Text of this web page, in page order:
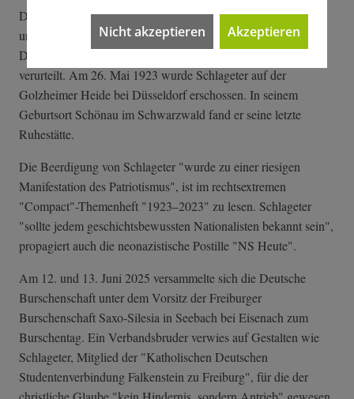
Der Rechtsterrorist wurde am 7. April 1923 in Essen verhaftet
und am 9. Mai von einem französischen Militärgericht in
Düsseldorf "wegen Spionage und Sabotage" zum Tod
verurteilt. Am 26. Mai 1923 wurde Schlageter auf der
Golzheimer Heide bei Düsseldorf erschossen. In seinem
Geburtsort Schönau im Schwarzwald fand er seine letzte
Ruhestätte.
Die Beerdigung von Schlageter "wurde zu einer riesigen
Manifestation des Patriotismus", ist im rechtsextremen
"Compact"-Themenheft "1923–2023" zu lesen. Schlageter
"sollte jedem geschichtsbewussten Nationalisten bekannt sein",
propagiert auch die neonazistische Postille "NS Heute".
Am 12. und 13. Juni 2025 versammelte sich die Deutsche
Burschenschaft unter dem Vorsitz der Freiburger
Burschenschaft Saxo-Silesia in Seebach bei Eisenach zum
Burschentag. Ein Verbandsbruder verwies auf Gestalten wie
Schlageter, Mitglied der "Katholischen Deutschen
Studentenverbindung Falkenstein zu Freiburg", für die der
Nicht akzeptieren Akzeptieren